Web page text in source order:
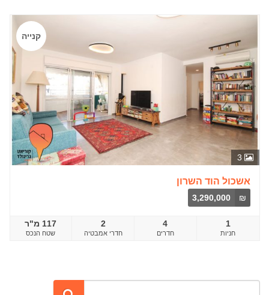
3
קנייה
אשכול הוד השרון
₪
3,290,000
117 מ"ר
שטח הנכס
2
‎חדרי אמבטיה
4
חדרים
1